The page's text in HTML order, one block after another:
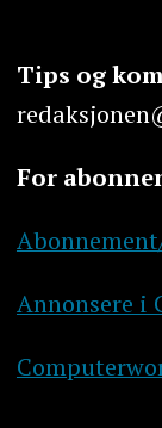
Tips og
For
Annonsere i